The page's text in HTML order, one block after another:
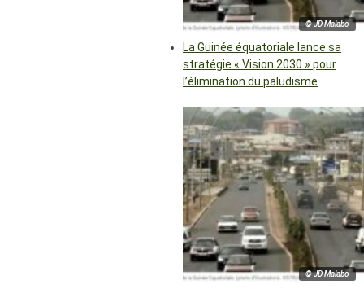
© JD Malabo
La Guinée équatoriale lance sa
stratégie « Vision 2030 » pour
l’élimination du paludisme
© JD Malabo